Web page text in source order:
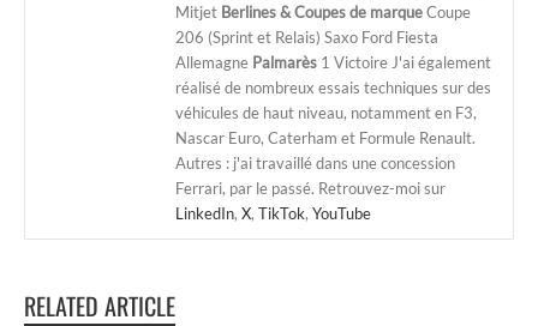
Mitjet Berlines & Coupes de marqueCoupe
206 (Sprint et Relais) Saxo Ford Fiesta
Allemagne Palmarès 1 Victoire J'ai également
réalisé de nombreux essais techniques sur des
véhicules de haut niveau, notamment en F3,
Nascar Euro, Caterham et Formule Renault.
Autres : j'ai travaillé dans une concession
Ferrari, par le passé. Retrouvez-moi sur
LinkedIn, X, TikTok, YouTube
RELATED ARTICLE